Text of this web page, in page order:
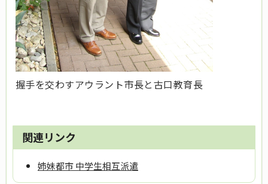
握手を交わすアウラント市長と古口教育長
関連リンク
姉妹都市 中学生相互派遣